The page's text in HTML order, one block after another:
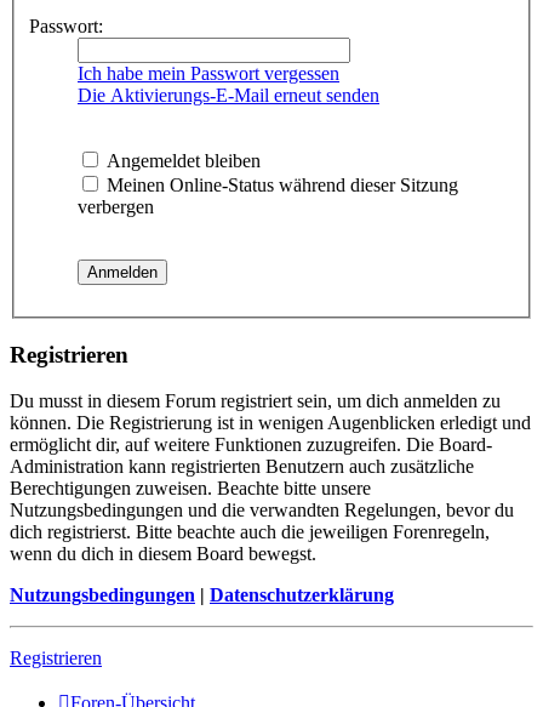
Passwort:
Ich habe mein Passwort vergessen
Die Aktivierungs-E-Mail erneut senden
Angemeldet bleiben
Meinen Online-Status während dieser Sitzung
verbergen
Registrieren
Du musst in diesem Forum registriert sein, um dich anmelden zu
können. Die Registrierung ist in wenigen Augenblicken erledigt und
ermöglicht dir, auf weitere Funktionen zuzugreifen. Die Board-
Administration kann registrierten Benutzern auch zusätzliche
Berechtigungen zuweisen. Beachte bitte unsere
Nutzungsbedingungen und die verwandten Regelungen, bevor du
dich registrierst. Bitte beachte auch die jeweiligen Forenregeln,
wenn du dich in diesem Board bewegst.
Nutzungsbedingungen | Datenschutzerklärung
Registrieren